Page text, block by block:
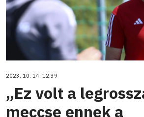
2023. 10. 14. 12:39
„Ez volt a
meccse ennek a